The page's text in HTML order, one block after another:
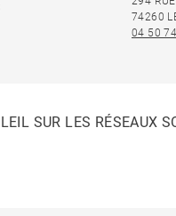
74260
04 50
SUR LES RÉSEAUX